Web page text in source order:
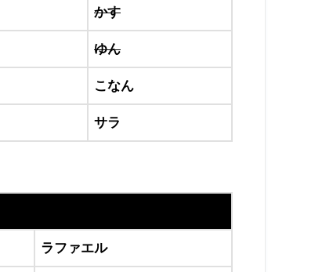
かす
ゆん
こなん
サラ
ラファエル